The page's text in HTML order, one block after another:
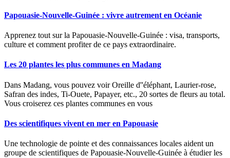
Papouasie-Nouvelle-Guinée : vivre autrement en Océanie
Apprenez tout sur la Papouasie-Nouvelle-Guinée : visa, transports,
culture et comment profiter de ce pays extraordinaire.
Les 20 plantes les plus communes en Madang
Dans Madang, vous pouvez voir Oreille d''éléphant, Laurier-rose,
Safran des indes, Ti-Ouete, Papayer, etc., 20 sortes de fleurs au total.
Vous croiserez ces plantes communes en vous
Des scientifiques vivent en mer en Papouasie
Une technologie de pointe et des connaissances locales aident un
groupe de scientifiques de Papouasie-Nouvelle-Guinée à étudier les